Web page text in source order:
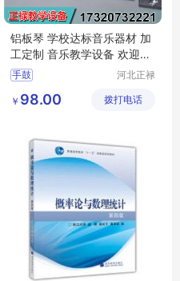
铝板琴 学校达标音乐器材 加
工定制 音乐教学设备 欢迎来
电详询
手鼓
音乐教学设备
河北正禄
制造有限
￥ 98.00 拨打电话